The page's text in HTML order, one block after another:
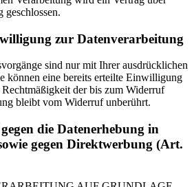
geschlossen.
zur Datenverarbeitung
sind nur mit Ihrer ausdrücklichen
können eine bereits erteilte Einwilligung
der bis zum Widerruf
bleibt vom Widerruf unberührt.
die Datenerhebung in
gegen Direktwerbung (Art.